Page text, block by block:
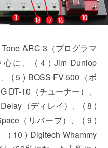
ARC-3（プログラマ
に、 ( 4 ) Jim Dunlop
( 5 ) BOSS FV-500（ボ
DT-10（チューナー）、
（ディレイ）、 ( 8 )
（リバーブ）、 ( 9 )
( 10 ) Digitech Whammy